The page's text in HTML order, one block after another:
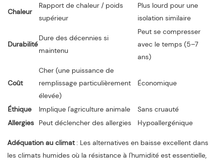
Chaleur
Rapport de chaleur / poids
supérieur
Plus lourd pour une
isolation similaire
Durabilité
Dure des décennies si
maintenu
Peut se compresser
avec le temps (5–7
ans)
Coût
Cher (une puissance de
remplissage particulièrement
élevée)
Économique
Éthique Implique l'agriculture animale
Sans cruauté
Allergies
Peut déclencher des allergies Hypoallergénique
Adéquation au climat: Les alternatives en baisse excellent dans
les climats humides où la résistance à l'humidité est essentielle,